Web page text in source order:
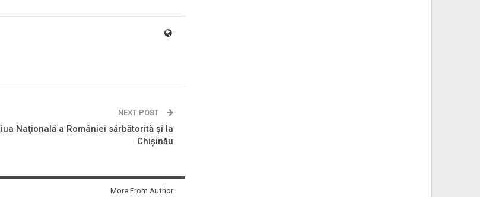
NEXT POST
Naţională a României sărbătorită şi la
Chişinău
More From Author